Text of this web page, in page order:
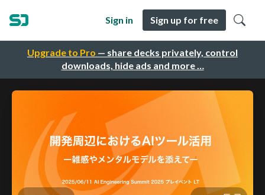
Upgrade to Pro — share decks privately, control
downloads, hide ads and more …
Sign in Sign up for free